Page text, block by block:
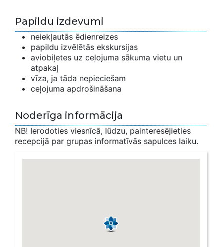
Papildu izdevumi
neiekļautās ēdienreizes
papildu izvēlētās ekskursijas
aviobiļetes uz ceļojuma sākuma vietu un
atpakaļ
vīza, ja tāda nepieciešam
ceļojuma apdrošināšana
Noderīga informācija
NB! Ierodoties viesnīcā, lūdzu, painteresējieties
recepcijā par grupas informatīvās sapulces laiku.